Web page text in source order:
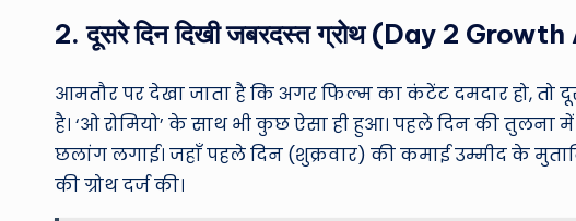
2. दूसरे दिन दिखी जबरदस्त ग्रोथ (Day 2
आमतौर पर देखा जाता है कि अगर फिल्म का कंटेंट दमदार हो, तो
है। ‘ओ रोमियो’ के साथ भी कुछ ऐसा ही हुआ। पहले दिन की
छलांग लगाई। जहाँ पहले दिन (शुक्रवार) की कमाई उम्मीद के
की ग्रोथ दर्ज की।